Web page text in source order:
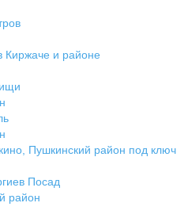
Киржаче и районе
Пушкинский район под ключ
Посад
район